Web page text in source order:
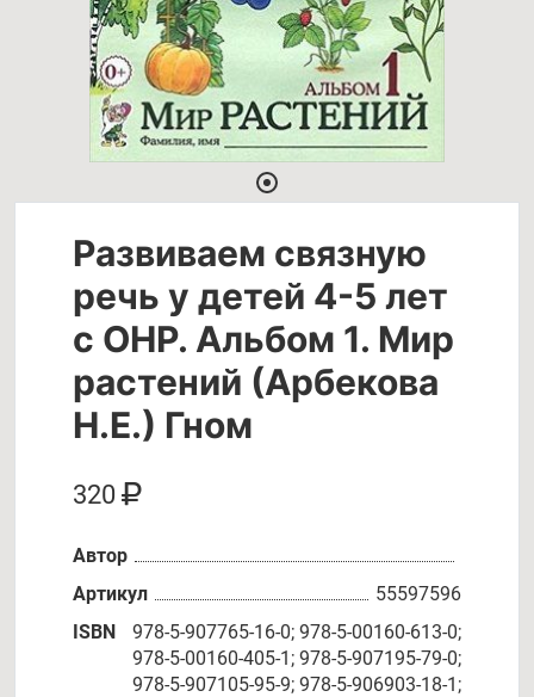
Развиваем связную
речь у детей 4-5 лет
с ОНР. Альбом 1. Мир
растений (Арбекова
Н.Е.) Гном
320
Автор
Артикул
55597596
ISBN
978-5-907765-16-0; 978-5-00160-613-0;
978-5-00160-405-1; 978-5-907195-79-0;
978-5-907105-95-9; 978-5-906903-18-1;